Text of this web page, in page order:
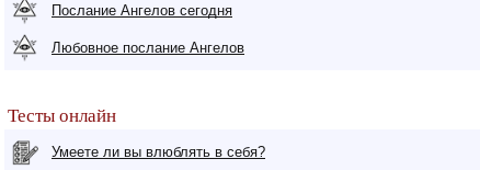
Послание Ангелов сегодня
Любовное послание Ангелов
Тесты онлайн
Умеете ли вы влюблять в себя?